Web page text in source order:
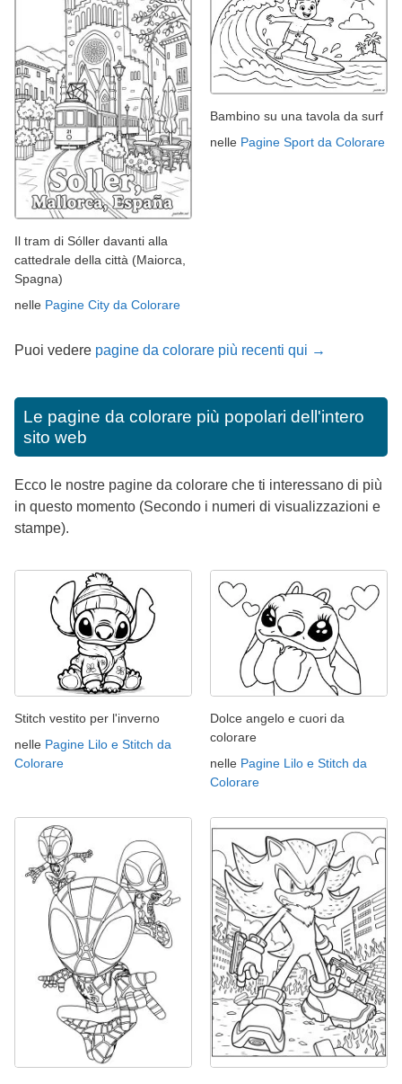
Il tram di Sóller davanti alla
cattedrale della città (Maiorca,
Spagna)
nelle Pagine City da Colorare
Bambino su una tavola da surf
nelle Pagine Sport da Colorare
Puoi vedere pagine da colorare più recenti qui →
Le pagine da colorare più popolari dell'intero
sito web
Ecco le nostre pagine da colorare che ti interessano di più
in questo momento (Secondo i numeri di visualizzazioni e
stampe).
Stitch vestito per l'inverno
nelle Pagine Lilo e Stitch da
Colorare
Dolce angelo e cuori da
colorare
nelle Pagine Lilo e Stitch da
Colorare